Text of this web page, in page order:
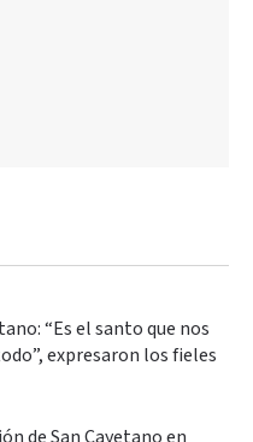
“Es el santo que nos
expresaron los fieles